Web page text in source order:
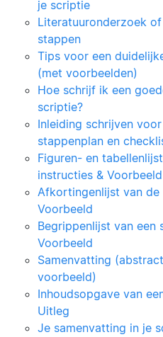
je scriptie
Literatuuronderzoek
stappen
Tips voor een
(met voorbeelden)
Hoe schrijf ik een
scriptie?
Inleiding schrijven
stappenplan en
Figuren- en
instructies & Voorbeeld
Afkortingenlijst van
Voorbeeld
Begrippenlijst van een
Voorbeeld
Samenvatting
voorbeeld)
Inhoudsopgave van
Uitleg
Je samenvatting in je